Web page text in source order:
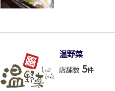
温野菜
店舗数 5件